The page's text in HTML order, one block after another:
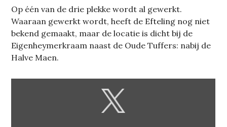
Op één van de drie plekke wordt al gewerkt.
Waaraan gewerkt wordt, heeft de Efteling nog niet
bekend gemaakt, maar de locatie is dicht bij de
Eigenheymerkraam naast de Oude Tuffers: nabij de
Halve Maen.